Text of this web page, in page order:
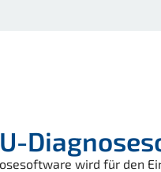
wird für den